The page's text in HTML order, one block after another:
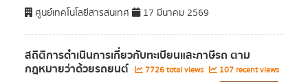
ศูนย์เทคโนโลยีสารสนเทศ 17 มีนาคม 2569
สถิติการดำเนินการเกี่ยวกับทะเบียนและภาษีรถ ตาม
กฎหมายว่าด้วยรถยนต์ 7726 total views 107 recent views